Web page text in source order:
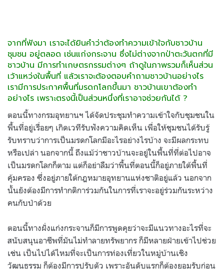
จากที่ฟังมา เราจะได้ยินคำว่าต้องทำความเข้าใจกับชาวบ้าน
ชุมชน อยู่ตลอด เช่นแก่งกระจาน ซึ่งไม่ต่างจากป่าตะวันตกที่มี
ชาวบ้าน มีการทำเกษตรกรรมต่างๆ ถ้าดูในภาพรวมก็เห็นส่วน
เว้าแหว่งในพื้นที่ แล้วเราจะต้องตอบคำถามชาวบ้านอย่างไร
เรามีการประกาศพื้นที่มรดกโลกขึ้นมา ชาวบ้านเขาต้องทำ
อย่างไร เพราะตรงนี้เป็นส่วนหนึ่งที่เราอาจช่วยกันได้ ?
ตอนนี้ทางกรมอุทยานฯ ได้จัดประชุมทำความเข้าใจกับชุมชนใน
พื้นที่อยู่เรื่อยๆ เกิดเวทีรับฟังความคิดเห็น เพื่อให้ชุมชนได้รับรู้
รับทราบว่าการเป็นมรดกโลกมีอะไรอย่างไรบ้าง จะมีผลกระทบ
หรือเปล่า นอกจากนี้ ถึงแม้ว่าชาวบ้านจะอยู่ในพื้นที่ที่ต่อไปอาจ
เป็นมรดกโลกก็ตาม แต่ก็อย่าลืมว่าพื้นที่ตอนนี้ก็อยู่ภายใต้พื้นที่
คุ้มครอง ซึ่งอยู่ภายใต้กฎหมายอุทยานแห่งชาติอยู่แล้ว นอกจาก
นั้นยังต้องมีการทำกติการ่วมกันในการที่เราจะอยู่ร่วมกันระหว่าง
คนกับป่าด้วย
ตอนนี้ทางฝั่งแก่งกระจานก็มีการพูดคุยว่าจะมีแนวทางอะไรที่จะ
สนับสนุนอาชีพที่มันไม่ทำลายทรัพยากร ก็มีหลายฝ่ายเข้าไปช่วย
เช่น เป็นไปได้ไหมที่จะเป็นการท่องเที่ยวในหมู่บ้านเชิง
วัฒนธรรม ก็ต้องมีการปรับตัว เพราะอันดับแรกก็ต้องยอมรับก่อน